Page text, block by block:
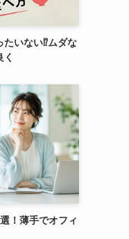
たいない⁉ムダな
！薄手でオフィ